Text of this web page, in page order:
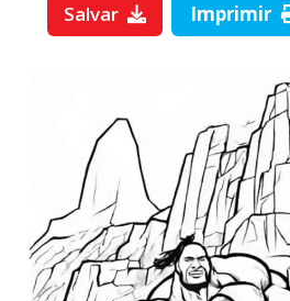
Salvar Imprimir